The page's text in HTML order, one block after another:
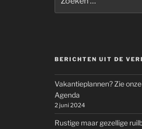
naar:
BERICHTEN UIT DE
Vakantieplannen? Zie
Agenda
2 juni 2024
Rustige maar gezellige